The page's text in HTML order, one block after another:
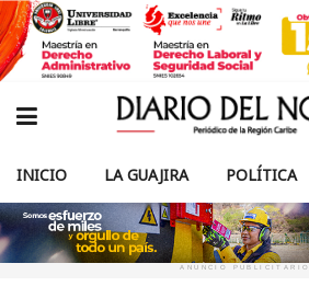
INICIO LA GUAJIRA POLÍTICA
ANUNCIO PUBLICITARIO